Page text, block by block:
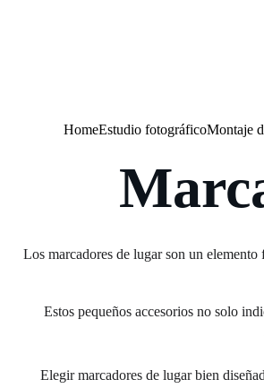
HomeEstudio fotográficoMontaje
Los marcadores de lugar son un
Estos pequeños accesorios no solo
Elegir marcadores de lugar bien